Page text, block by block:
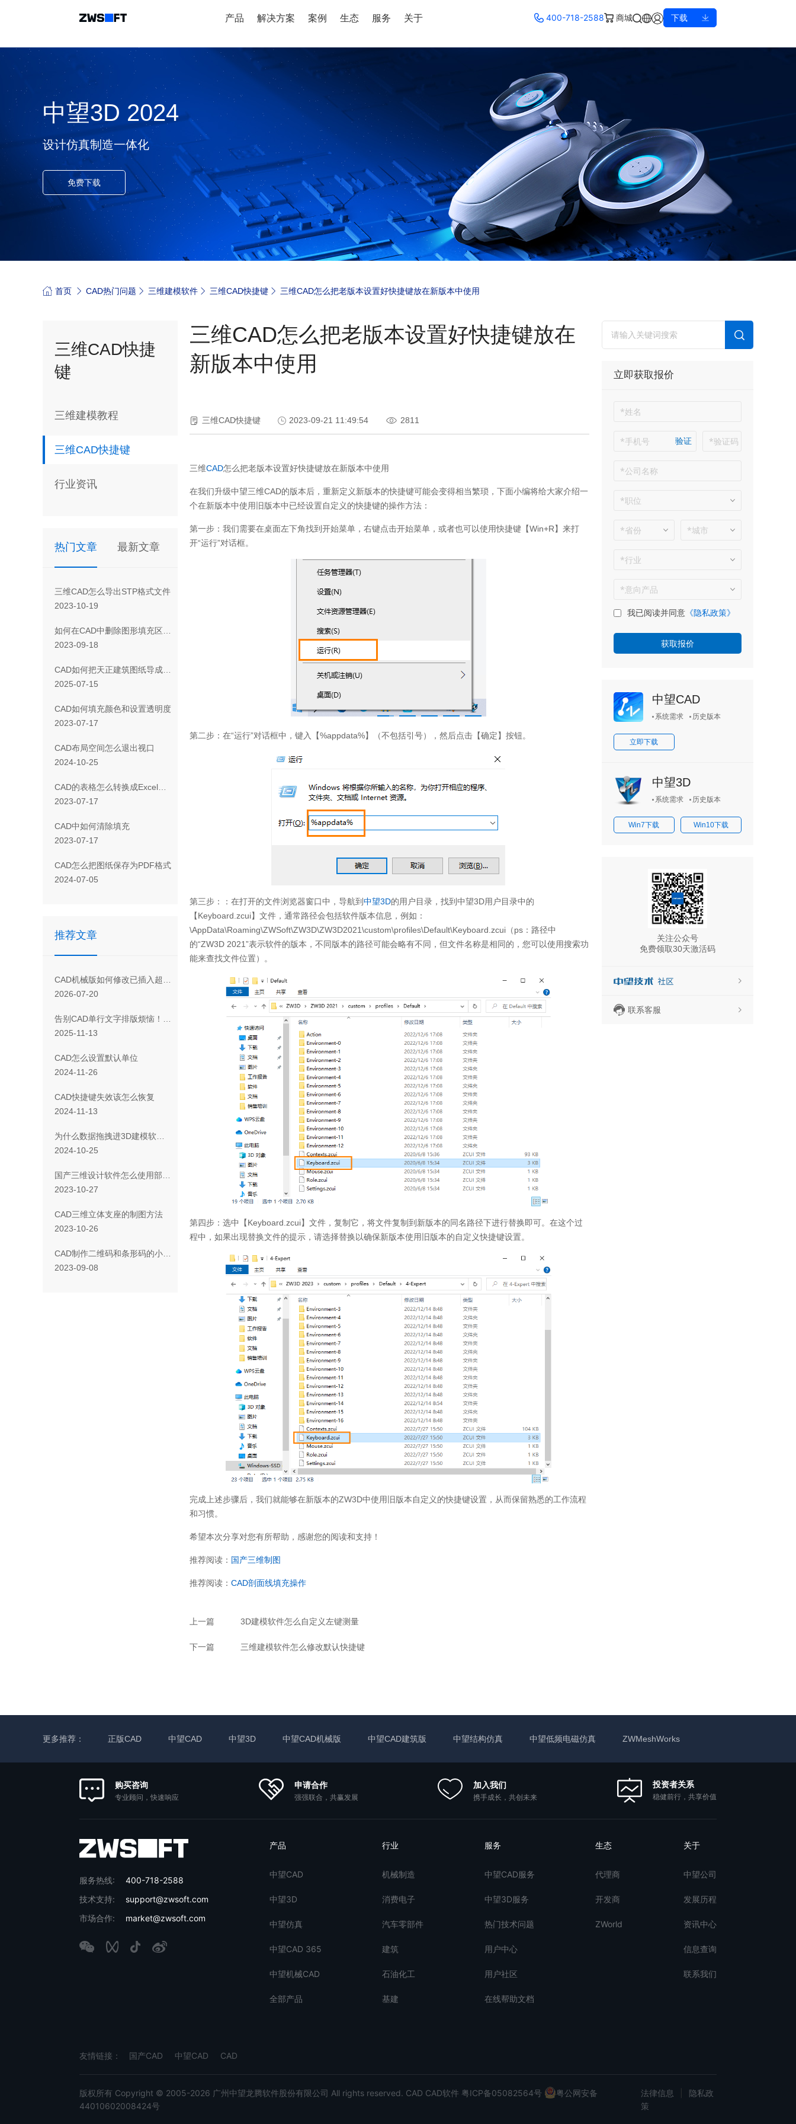
产品 解决方案 案例 生态 服务 关于 400-718-2588 商城 下载
中望3D 2024
设计仿真制造一体化
免费下载
首页 CAD热门问题 三维建模软件 三维CAD快捷键 三维CAD怎么把老版本设置好快捷键放在新版本中使用
三维CAD快捷
键
三维建模教程
三维CAD快捷键
行业资讯
热门文章 最新文章
三维CAD怎么导出STP格式文件
2023-10-19
如何在CAD中删除图形填充区域的一部分
2023-09-18
CAD如何把天正建筑图纸导成天正T3/T8/T9格式版本
2025-07-15
CAD如何填充颜色和设置透明度
2023-07-17
CAD布局空间怎么退出视口
2024-10-25
CAD 的表格怎么转换成Excel表格
2023-07-17
CAD 中如何清除填充
2023-07-17
CAD怎么把图纸保存为PDF格式
2024-07-05
推荐文章
CAD机械版如何修改已插入超级卡片中的内容
2026-07-20
告别CAD单行文字排版烦恼！这款神器让你效率飙升300%
2025-11-13
CAD怎么设置默认单位
2024-11-26
CAD快捷键失效该怎么恢复
2024-11-13
为什么数据拖拽进3D建模软件后打不开
2024-10-25
国产三维设计软件怎么使用部分加载
2023-10-27
CAD三维立体支座的制图方法
2023-10-26
CAD制作二维码和条形码的小技巧
2023-09-08
三维CAD怎么把老版本设置好快捷键放在
新版本中使用
三维CAD快捷键 2023-09-21 11:49:54 2811
三维CAD怎么把老版本设置好快捷键放在新版本中使用
在我们升级中望三维CAD的版本后，重新定义新版本的快捷键可能会变得相当繁琐，下面小编将给大家介绍一
个在新版本中使用旧版本中已经设置自定义的快捷键的操作方法：
第一步：我们需要在桌面左下角找到开始菜单，右键点击开始菜单，或者也可以使用快捷键【Win+R】来打
开“运行”对话框。
第二步：在“运行”对话框中，键入【%appdata%】（不包括引号），然后点击【确定】按钮。
第三步：：在打开的文件浏览器窗口中，导航到中望3D的用户目录，找到中望3D用户目录中的
【Keyboard.zcui】文件，通常路径会包括软件版本信息，例如：
\AppData\Roaming\ZWSoft\ZW3D\ZW3D2021\custom\profiles\Default\Keyboard.zcui（ps：路径中
的“ZW3D 2021”表示软件的版本，不同版本的路径可能会略有不同，但文件名称是相同的，您可以使用搜索功
能来查找文件位置）。
第四步：选中【Keyboard.zcui】文件，复制它，将文件复制到新版本的同名路径下进行替换即可。在这个过
程中，如果出现替换文件的提示，请选择替换以确保新版本使用旧版本的自定义快捷键设置。
完成上述步骤后，我们就能够在新版本的ZW3D中使用旧版本自定义的快捷键设置，从而保留熟悉的工作流程
和习惯。
希望本次分享对您有所帮助，感谢您的阅读和支持！
推荐阅读： 国产三维制图
推荐阅读： CAD剖面线填充操作
上一篇 3D建模软件怎么自定义左键测量
下一篇 三维建模软件怎么修改默认快捷键
立即获取报价
验证
我已阅读并同意 《隐私政策》
中望CAD
系统需求 历史版本
立即下载
中望3D
系统需求 历史版本
Win7下载 Win10下载
关注公众号
免费领取30天激活码
联系客服
更多推荐： 正版CAD 中望CAD 中望3D 中望CAD机械版 中望CAD建筑版 中望结构仿真 中望低频电磁仿真 ZWMeshWorks
购买咨询
专业顾问，快速响应
申请合作
强强联合，共赢发展
加入我们
携手成长，共创未来
投资者关系
稳健前行，共享价值
服务热线:
400-718-2588
技术支持:
support@zwsoft.com
市场合作:
market@zwsoft.com
产品
中望CAD
中望3D
中望仿真
中望CAD 365
中望机械CAD
全部产品
行业
机械制造
消费电子
汽车零部件
建筑
石油化工
基建
服务
中望CAD服务
中望3D服务
热门技术问题
用户中心
用户社区
在线帮助文档
生态
代理商
开发商
ZWorld
关于
中望公司
发展历程
资讯中心
信息查询
联系我们
友情链接： 国产CAD 中望CAD CAD
版权所有 Copyright © 2005-2026 广州中望龙腾软件股份有限公司 All rights reserved. CAD CAD软件 粤ICP备05082564号
粤公网安备
44010602008424号
法律信息
隐私政
策